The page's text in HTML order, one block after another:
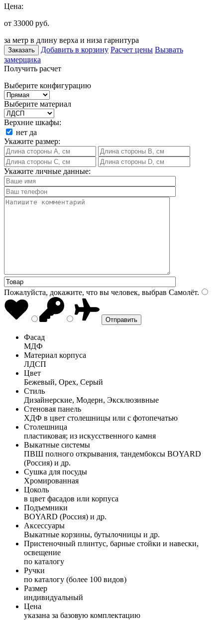
Цена:
от 33000 руб.
за метр в длину верха и низа гарнитура
Заказать Добавить в корзину Расчет цены Вызвать
замерщика
Получить расчет
Выберите конфигурацию
Выберите материал
Верхние шкафы:
нет да
Укажите размер:
Укажите личные данные:
Пожалуйста, докажите, что вы человек, выбрав Самолёт.
Фасад
МДФ
Материал корпуса
ЛДСП
Цвет
Бежевый, Орех, Серый
Стиль
Дизайнерские, Модерн, Эксклюзивные
Стеновая панель
ХДФ в цвет столешницы или с фотопечатью
Столешница
пластиковая; из искусственного камня
Выкатные системы
ПВШ полного открывания, тандембоксы BOYARD
(Россия) и др.
Сушка для посуды
Хромированная
Цоколь
в цвет фасадов или корпуса
Подъемники
BOYARD (Россия) и др.
Аксессуары
Выкатные корзины, бутылочницы и др.
Пристеночный плинтус, барные стойки и навески,
освещение
по каталогу
Ручки
по каталогу (более 100 видов)
Размер
индивидуальный
Цена
указана за базовую комплектацию